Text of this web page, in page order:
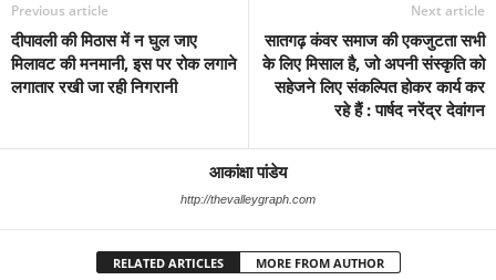
Previous article
दीपावली की मिठास में न घुल जाए
मिलावट की मनमानी, इस पर रोक लगाने
लगातार रखी जा रही निगरानी
Next article
सातगढ़ कंवर समाज की एकजुटता सभी
के लिए मिसाल है, जो अपनी संस्कृति को
सहेजने लिए संकल्पित होकर कार्य कर
रहे हैं : पार्षद नरेंद्र देवांगन
आकांक्षा पांडेय
http://thevalleygraph.com
RELATED ARTICLES MORE FROM AUTHOR